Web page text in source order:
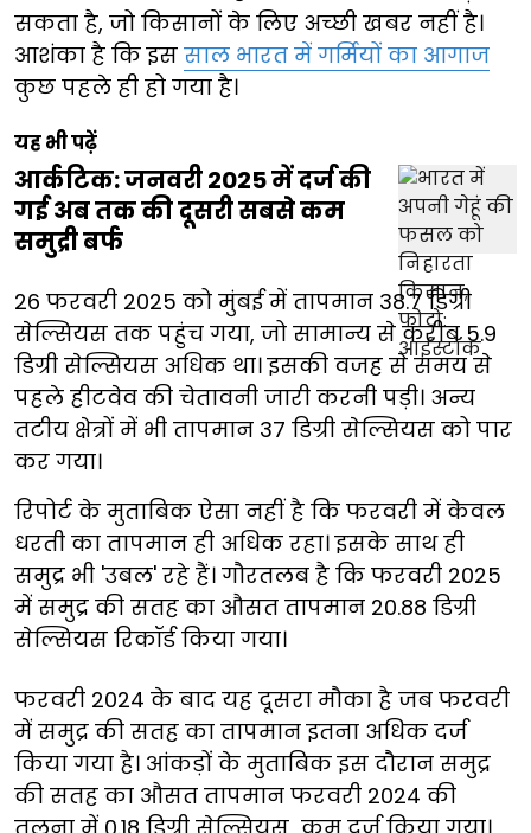
सकता है, जो किसानों के लिए अच्छी खबर नहीं है।
आशंका है कि इस साल भारत में गर्मियों का आगाज
कुछ पहले ही हो गया है।
यह भी पढ़ें
आर्कटिक: जनवरी 2025 में दर्ज की
गई अब तक की दूसरी सबसे कम
समुद्री बर्फ
26 फरवरी 2025 को मुंबई में तापमान 38.7 डिग्री
सेल्सियस तक पहुंच गया, जो सामान्य से करीब 5.9
डिग्री सेल्सियस अधिक था। इसकी वजह से समय से
पहले हीटवेव की चेतावनी जारी करनी पड़ी। अन्य
तटीय क्षेत्रों में भी तापमान 37 डिग्री सेल्सियस को पार
कर गया।
रिपोर्ट के मुताबिक ऐसा नहीं है कि फरवरी में केवल
धरती का तापमान ही अधिक रहा। इसके साथ ही
समुद्र भी 'उबल' रहे हैं। गौरतलब है कि फरवरी 2025
में समुद्र की सतह का औसत तापमान 20.88 डिग्री
सेल्सियस रिकॉर्ड किया गया।
फरवरी 2024 के बाद यह दूसरा मौका है जब फरवरी
में समुद्र की सतह का तापमान इतना अधिक दर्ज
किया गया है। आंकड़ों के मुताबिक इस दौरान समुद्र
की सतह का औसत तापमान फरवरी 2024 की
तुलना में 0.18 डिग्री सेल्सियस कम दर्ज किया गया।